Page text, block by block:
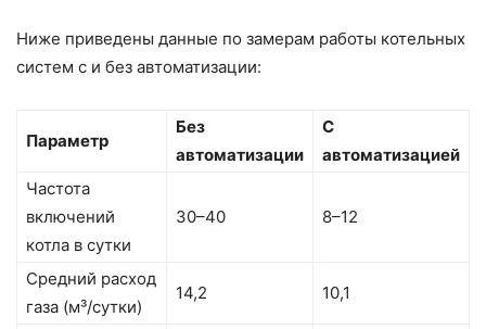
Ниже приведены данные по замерам работы котельных
систем с и без автоматизации:
Параметр
Без
автоматизации
С
автоматизацией
Частота
включений
котла в сутки
30–40 8–12
Средний расход
газа (м³/сутки)
14,2 10,1